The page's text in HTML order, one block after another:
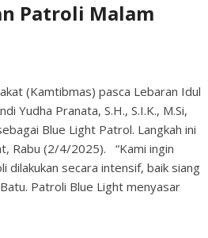
Patroli Malam
(Kamtibmas) pasca Lebaran Idul
Yudha Pranata, S.H., S.I.K., M.Si,
Blue Light Patrol. Langkah ini
Rabu (2/4/2025). “Kami ingin
dilakukan secara intensif, baik siang
Patroli Blue Light menyasar